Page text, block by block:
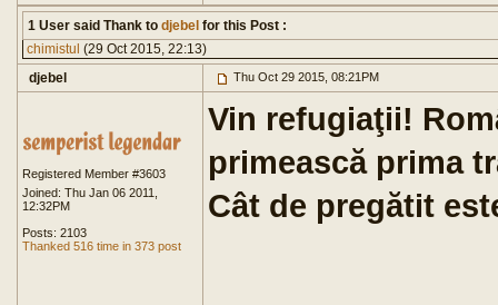
1 User said Thank to djebel for this Post :
chimistul (29 Oct 2015, 22:13)
djebel
Thu Oct 29 2015, 08:21PM
Registered Member #3603
Joined: Thu Jan 06 2011,
12:32PM
Posts: 2103
Thanked 516 time in 373 post
Vin refugiaţii!
primească prima
Cât de pregătit